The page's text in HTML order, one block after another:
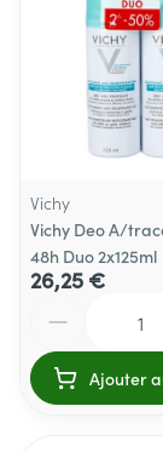
Vichy
Vichy Deo A/
48h Duo 2x125ml
26,25 €
Ajouter